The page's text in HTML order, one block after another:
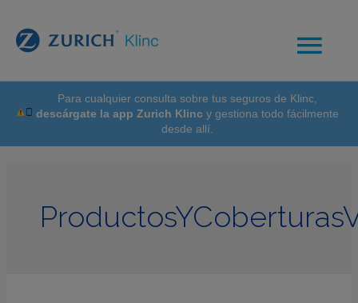
Para cualquier consulta sobre tus seguros de Klinc,
descárgate la app Zurich Klinc y gestiona todo fácilmente
desde allí.